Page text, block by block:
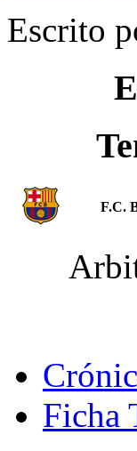
Escrito
F.C.
Ficha